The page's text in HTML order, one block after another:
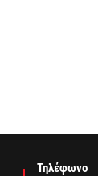
Τηλέφωνο